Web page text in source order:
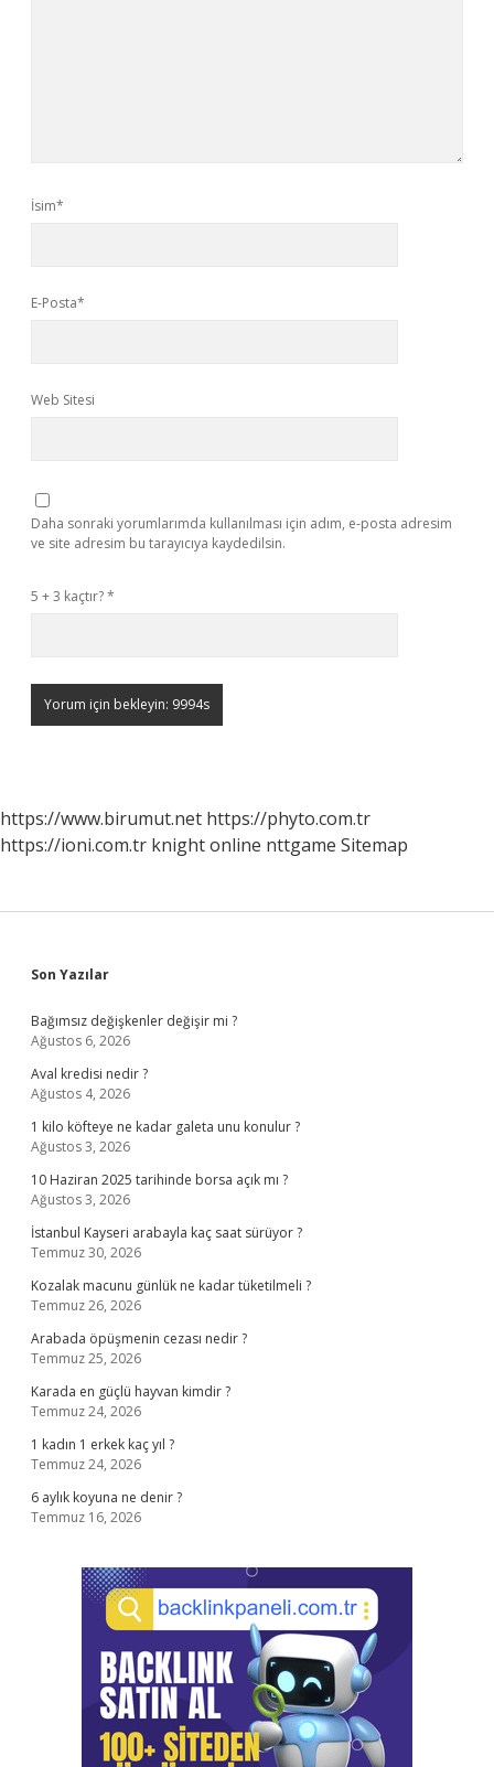
İsim*
E-Posta*
Web Sitesi
Daha sonraki yorumlarımda kullanılması için adım, e-posta adresim
ve site adresim bu tarayıcıya kaydedilsin.
5 + 3 kaçtır?*
https://www.birumut.net https://phyto.com.tr
https://ioni.com.tr knight online nttgame Sitemap
Sidebar
Son Yazılar
Bağımsız değişkenler değişir mi ?
Ağustos 6, 2026
Aval kredisi nedir ?
Ağustos 4, 2026
1 kilo köfteye ne kadar galeta unu konulur ?
Ağustos 3, 2026
10 Haziran 2025 tarihinde borsa açık mı ?
Ağustos 3, 2026
İstanbul Kayseri arabayla kaç saat sürüyor ?
Temmuz 30, 2026
Kozalak macunu günlük ne kadar tüketilmeli ?
Temmuz 26, 2026
Arabada öpüşmenin cezası nedir ?
Temmuz 25, 2026
Karada en güçlü hayvan kimdir ?
Temmuz 24, 2026
1 kadın 1 erkek kaç yıl ?
Temmuz 24, 2026
6 aylık koyuna ne denir ?
Temmuz 16, 2026